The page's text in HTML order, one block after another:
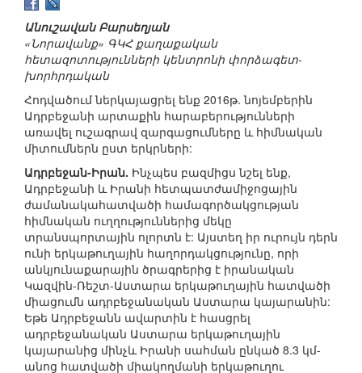
Անուշավան Բարսեղյան
«Նորավանք» ԳԿՀ քաղաքական
հետազոտությունների կենտրոնի փորձագետ-
խորհրդական
Հոդվածում ներկայացրել ենք 2016թ. նոյեմբերին
Ադրբեջանի արտաքին հարաբերությունների
առավել ուշագրավ զարգացումները և հիմնական
միտումներն ըստ երկրների:
Ադրբեջան-Իրան. Ինչպես բազմիցս նշել ենք,
Ադրբեջանի և Իրանի հետպատժամիջոցային
ժամանակահատվածի համագործակցության
հիմնական ուղղություններից մեկը
տրանսպորտային ոլորտն է: Այստեղ իր ուրույն դերն
ունի երկաթուղային հաղորդակցությունը, որի
անկյունաքարային ծրագրերից է իրանական
Կազվին-Ռեշտ-Աստարա երկաթուղային հատվածի
միացումն ադրբեջանական Աստարա կայարանին:
Եթե Ադրբեջանն ավարտին է հասցրել
ադրբեջանական Աստարա երկաթուղային
կայարանից մինչև Իրանի սահման ընկած 8.3 կմ-
անոց հատվածի միակողմանի երկաթուղու